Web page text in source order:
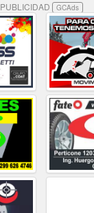
PUBLICIDAD GCAds